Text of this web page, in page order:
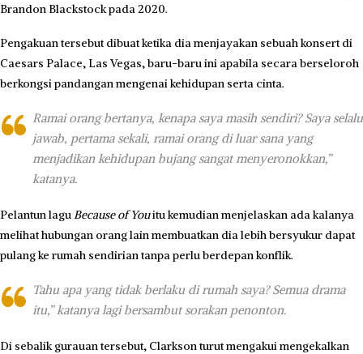
Brandon Blackstock pada 2020.
Pengakuan tersebut dibuat ketika dia menjayakan sebuah konsert di
Caesars Palace, Las Vegas, baru-baru ini apabila secara berseloroh
berkongsi pandangan mengenai kehidupan serta cinta.
Ramai orang bertanya, kenapa saya masih sendiri? Saya selalu
jawab, pertama sekali, ramai orang di luar sana yang
menjadikan kehidupan bujang sangat menyeronokkan,”
katanya.
Pelantun laguBecause of Youitu kemudian menjelaskan ada kalanya
melihat hubungan orang lain membuatkan dia lebih bersyukur dapat
pulang ke rumah sendirian tanpa perlu berdepan konflik.
Tahu apa yang tidak berlaku di rumah saya? Semua drama
itu,” katanya lagi bersambut sorakan penonton.
Di sebalik gurauan tersebut, Clarkson turut mengakui mengekalkan